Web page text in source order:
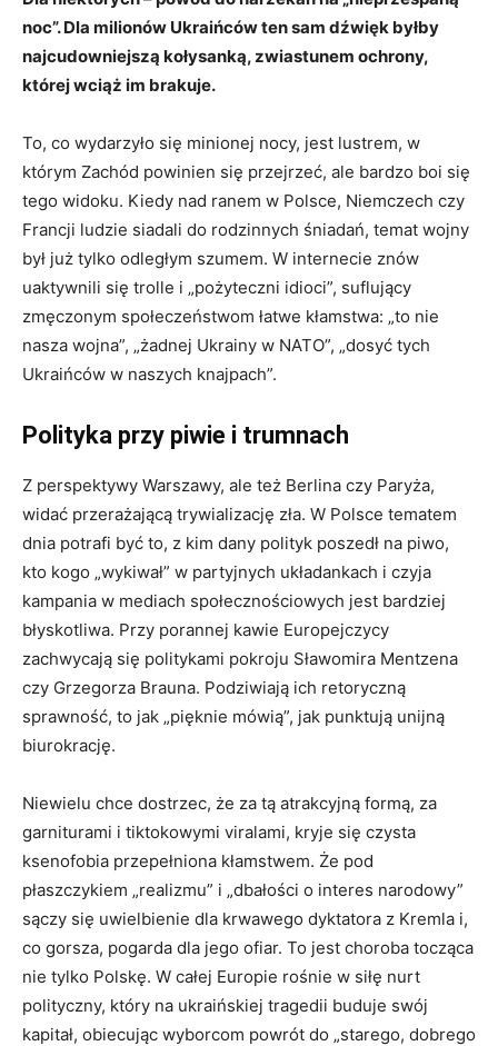
noc”. Dla milionów Ukraińców ten sam dźwięk byłby
najcudowniejszą kołysanką, zwiastunem ochrony,
której wciąż im brakuje.
To, co wydarzyło się minionej nocy, jest lustrem, w
którym Zachód powinien się przejrzeć, ale bardzo boi się
tego widoku. Kiedy nad ranem w Polsce, Niemczech czy
Francji ludzie siadali do rodzinnych śniadań, temat wojny
był już tylko odległym szumem. W internecie znów
uaktywnili się trolle i „pożyteczni idioci”, suflujący
zmęczonym społeczeństwom łatwe kłamstwa: „to nie
nasza wojna”, „żadnej Ukrainy w NATO”, „dosyć tych
Ukraińców w naszych knajpach”.
Polityka przy piwie i trumnach
Z perspektywy Warszawy, ale też Berlina czy Paryża,
widać przerażającą trywializację zła. W Polsce tematem
dnia potrafi być to, z kim dany polityk poszedł na piwo,
kto kogo „wykiwał” w partyjnych układankach i czyja
kampania w mediach społecznościowych jest bardziej
błyskotliwa. Przy porannej kawie Europejczycy
zachwycają się politykami pokroju Sławomira Mentzena
czy Grzegorza Brauna. Podziwiają ich retoryczną
sprawność, to jak „pięknie mówią”, jak punktują unijną
biurokrację.
Niewielu chce dostrzec, że za tą atrakcyjną formą, za
garniturami i tiktokowymi viralami, kryje się czysta
ksenofobia przepełniona kłamstwem. Że pod
płaszczykiem „realizmu” i „dbałości o interes narodowy”
sączy się uwielbienie dla krwawego dyktatora z Kremla i,
co gorsza, pogarda dla jego ofiar. To jest choroba tocząca
nie tylko Polskę. W całej Europie rośnie w siłę nurt
polityczny, który na ukraińskiej tragedii buduje swój
kapitał, obiecując wyborcom powrót do „starego, dobrego